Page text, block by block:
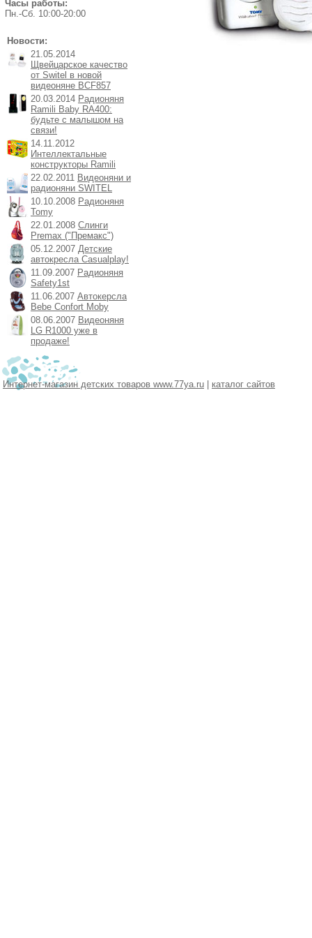
Часы работы:
Пн.-Cб. 10:00-20:00
Новости:
21.05.2014
Щвейцарское качество
от Switel в новой
видеоняне BCF857
20.03.2014 Радионяня
Ramili Baby RA400:
будьте с малышом на
связи!
14.11.2012
Интеллектальные
конструкторы Ramili
22.02.2011 Видеоняни и
радионяни SWITEL
10.10.2008 Радионяня
Tomy
22.01.2008 Слинги
Premax ("Премакс")
05.12.2007 Детские
автокресла Casualplay!
11.09.2007 Радионяня
Safety1st
11.06.2007 Автокерсла
Bebe Confort Moby
08.06.2007 Видеоняня
LG R1000 уже в
продаже!
Интернет-магазин детских товаров www.77ya.ru каталог сайтов